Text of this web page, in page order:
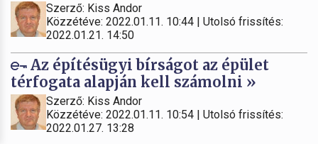
Szerző: Kiss Andor
Közzétéve: 2022.01.11. 10:44 | Utolsó frissítés:
2022.01.21. 14:50
Az építésügyi bírságot az épület
térfogata alapján kell számolni »
Szerző: Kiss Andor
Közzétéve: 2022.01.11. 10:54 | Utolsó frissítés:
2022.01.27. 13:28